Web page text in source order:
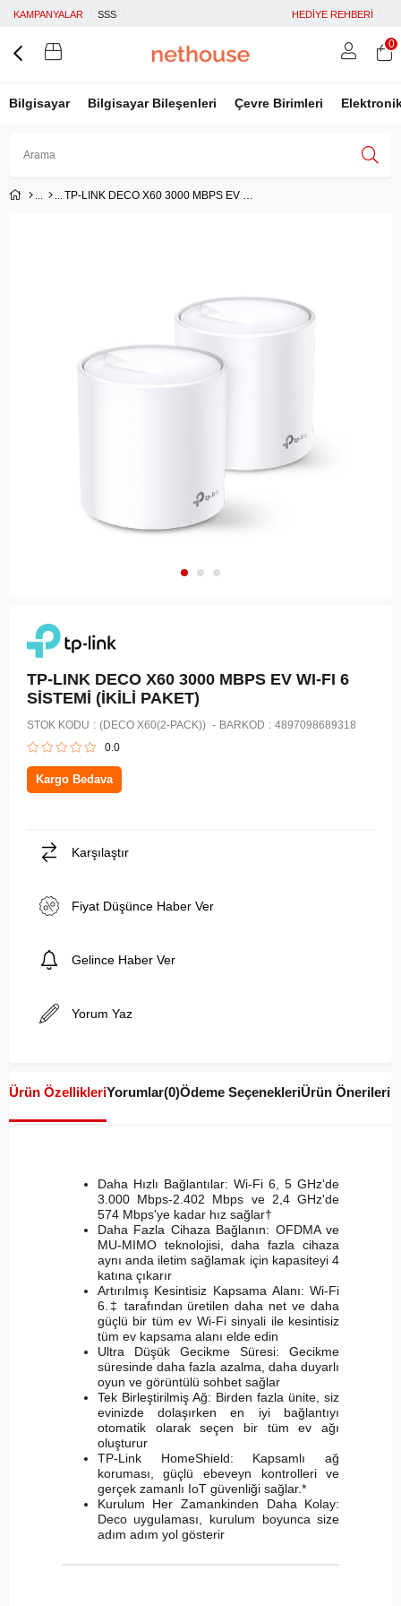
KAMPANYALAR SSS HEDİYE REHBERİ
Bilgisayar Bilgisayar Bileşenleri Çevre Birimleri
0
TP-LINK DECO X60 3000 MBPS EV WI-FI 6 SİSTEMİ (İKİLİ PAKET)
TP-LINK DECO X60 3000 MBPS EV WI-FI 6
SİSTEMİ (İKİLİ PAKET)
STOK KODU (DECO X60(2-PACK)) BARKOD : 4897098689318
0.0
Kargo Bedava
Karşılaştır
Fiyat Düşünce Haber Ver
Gelince Haber Ver
Yorum Yaz
Ürün ÖzellikleriYorumlar(0)Ödeme SeçenekleriÜrün Önerileri
Daha Hızlı Bağlantılar: Wi-Fi 6, 5 GHz'de
3.000 Mbps-2.402 Mbps ve 2,4 GHz'de
574 Mbps'ye kadar hız sağlar†
Daha Fazla Cihaza Bağlanın: OFDMA ve
MU-MIMO teknolojisi, daha fazla cihaza
aynı anda iletim sağlamak için kapasiteyi 4
katına çıkarır
Artırılmış Kesintisiz Kapsama Alanı: Wi-Fi
6.‡ tarafından üretilen daha net ve daha
güçlü bir tüm ev Wi-Fi sinyali ile kesintisiz
tüm ev kapsama alanı elde edin
Ultra Düşük Gecikme Süresi: Gecikme
süresinde daha fazla azalma, daha duyarlı
oyun ve görüntülü sohbet sağlar
Tek Birleştirilmiş Ağ: Birden fazla ünite, siz
evinizde dolaşırken en iyi bağlantıyı
otomatik olarak seçen bir tüm ev ağı
oluşturur
TP-Link HomeShield: Kapsamlı ağ
koruması, güçlü ebeveyn kontrolleri ve
gerçek zamanlı IoT güvenliği sağlar.*
Kurulum Her Zamankinden Daha Kolay:
Deco uygulaması, kurulum boyunca size
adım adım yol gösterir